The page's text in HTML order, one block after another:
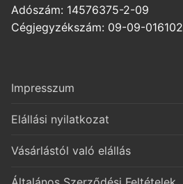
Adószám: 14576375-2-09
Cégjegyzékszám: 09-09-016102
Impresszum
Elállási nyilatkozat
Vásárlástól való elállás